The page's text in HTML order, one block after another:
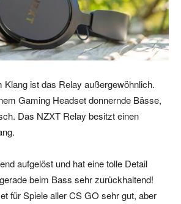
Klang ist das Relay außergewöhnlich.
Gaming Headset donnernde Bässe,
Das NZXT Relay besitzt einen
aufgelöst und hat eine tolle Detail
beim Bass sehr zurückhaltend!
für Spiele aller CS GO sehr gut, aber